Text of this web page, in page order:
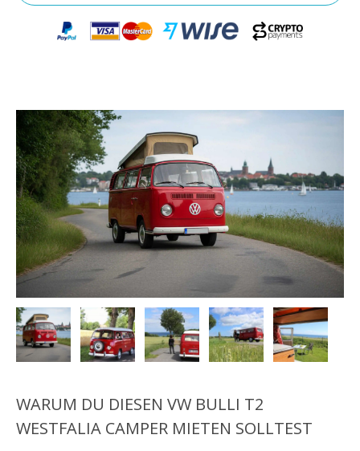
WARUM DU DIESEN VW BULLI T2
WESTFALIA CAMPER MIETEN SOLLTEST